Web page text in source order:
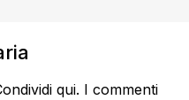
qui. I commenti